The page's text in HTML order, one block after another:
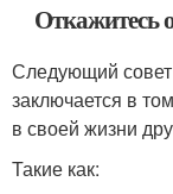
Откажитесь
Следующий совет
заключается в
в своей жизни
Такие как: